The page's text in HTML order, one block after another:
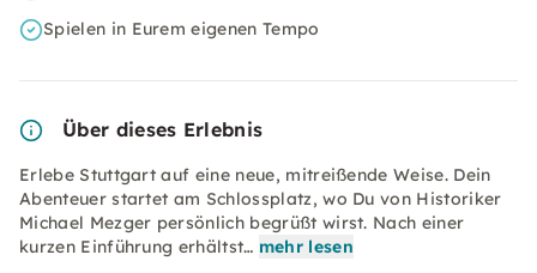
Spielen in Eurem eigenen Tempo
Über dieses Erlebnis
Erlebe Stuttgart auf eine neue, mitreißende Weise. Dein
Abenteuer startet am Schlossplatz, wo Du von Historiker
Michael Mezger persönlich begrüßt wirst. Nach einer
kurzen Einführung erhältst… mehr lesen